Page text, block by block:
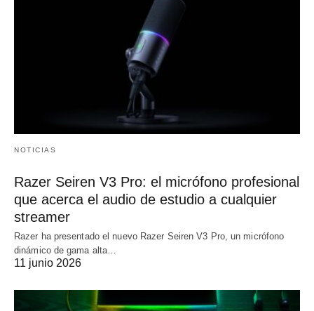
NOTICIAS
Razer Seiren V3 Pro: el micrófono profesional
que acerca el audio de estudio a cualquier
streamer
Razer ha presentado el nuevo Razer Seiren V3 Pro, un micrófono
dinámico de gama alta…
11 junio 2026